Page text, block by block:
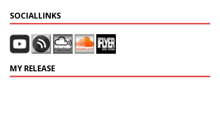
c
e
b
o
o
it
te
r
di
t
SOCIALLINKS
MY RELEASE